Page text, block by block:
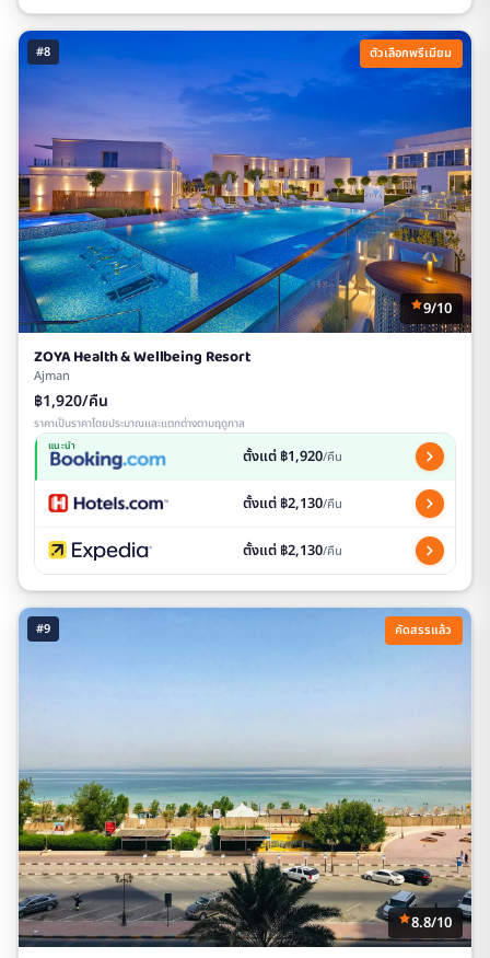
#8 ตัวเลือกพรีเมียม
9/10
ZOYA Health & Wellbeing Resort
Ajman
฿1,920/คืน
ราคาเป็นราคาโดยประมาณและแตกต่างตามฤดูกาล
แนะนำ ตั้งแต่ ฿1,920/คืน
ตั้งแต่ ฿2,130/คืน
ตั้งแต่ ฿2,130/คืน
#9 คัดสรรแล้ว
8.8/10